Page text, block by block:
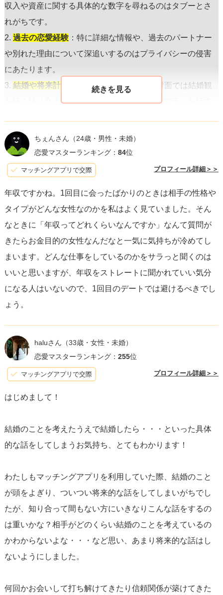
収入や資産に関する具体的な数字を尋ねるのはタブーとさ
れがちです。
2. 過去の恋愛経験：特に詳細な情報や、過去のパートナー
や別れた理由について深追いするのはプライバシーの侵害
にあたります。
3. 結婚や将来計画について具体的な話
：初対面では結婚観
を軽く語り合う程度に留め、具体的な予定やプランを話す
4.家族関係や個人的な悩み
：家族構成や関係性に踏み込ん
だ質問は、相手によっては敬遠されることもあります。
らない段階では、「重い」「焦っている」と感じる原因に
なることがあります。初対面の段階で 「結婚を前提に」と
いう姿勢 を強く出すのではなく、趣味や興味があること、
日常生活で楽しんでいることなど、相手と共有しやすい軽
い話題から始めることをおすすめします。
マッチングアプリの初デートは、相手との相性を探る機会
でもあるので、リラックストーンを心がけましょう。自然
に会話が深まることで、自ずと相手の人となりや価値観が
見えてきます。その上で、徐々により真剣な話題に触れて
いく余地を残し、お互いの理解を深めていくのがよいでし
ょう。
ちぇんさん （24歳・男性・未婚）
恋愛マスターランキング： 84位
マッチングアプリで交際 プロフィール詳細＞＞
年収ですかね。1回目に会ったばかりのときは相手の性格や
タイプがどんな女性なのかを私はよく見ていました。そん
なときに「年収ってどれくらいなんですか」なんて質問が
きたらお金目的の女性なんだなと一気に気持ちが冷めてし
まいます。どんな仕事をしているのかをサラっと聞くのは
いいと思いますが、年収をストレートに聞かれていい気分
になる人はいないので、1回目のデートでは避けるべきでし
ょう。
haluさん （33歳・女性・未婚）
恋愛マスターランキング： 255位
マッチングアプリで交際 プロフィール詳細＞＞
はじめまして！
結婚のことを考えたうえで結婚したら・・・といった具体
的な話をしてしまうお気持ち、とてもわかります！
わたしもマッチングアプリを利用していた際、結婚のこと
が頭をよぎり、ついつい将来的な話をしてしまいがちでし
たが、知り合って間もない方にいきなりこんな話をするの
は重いかな？相手がどのくらい結婚のことを考えているの
かわからないよな・・・など思い、あまり将来的な話はし
ないようにしました。
何回かお会いして打ち解けてきたり信頼関係が築けてきた